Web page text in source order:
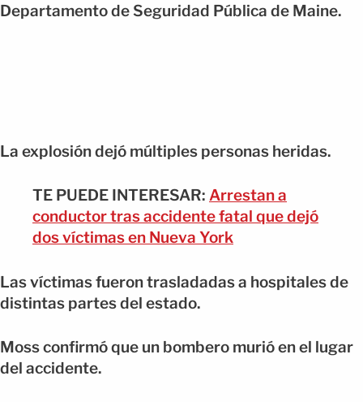
Departamento de Seguridad Pública de Maine.
La explosión dejó múltiples personas heridas.
TE PUEDE INTERESAR: Arrestan a
conductor tras accidente fatal que dejó
dos víctimas en Nueva York
Las víctimas fueron trasladadas a hospitales de
distintas partes del estado.
Moss confirmó que un bombero murió en el lugar
del accidente.